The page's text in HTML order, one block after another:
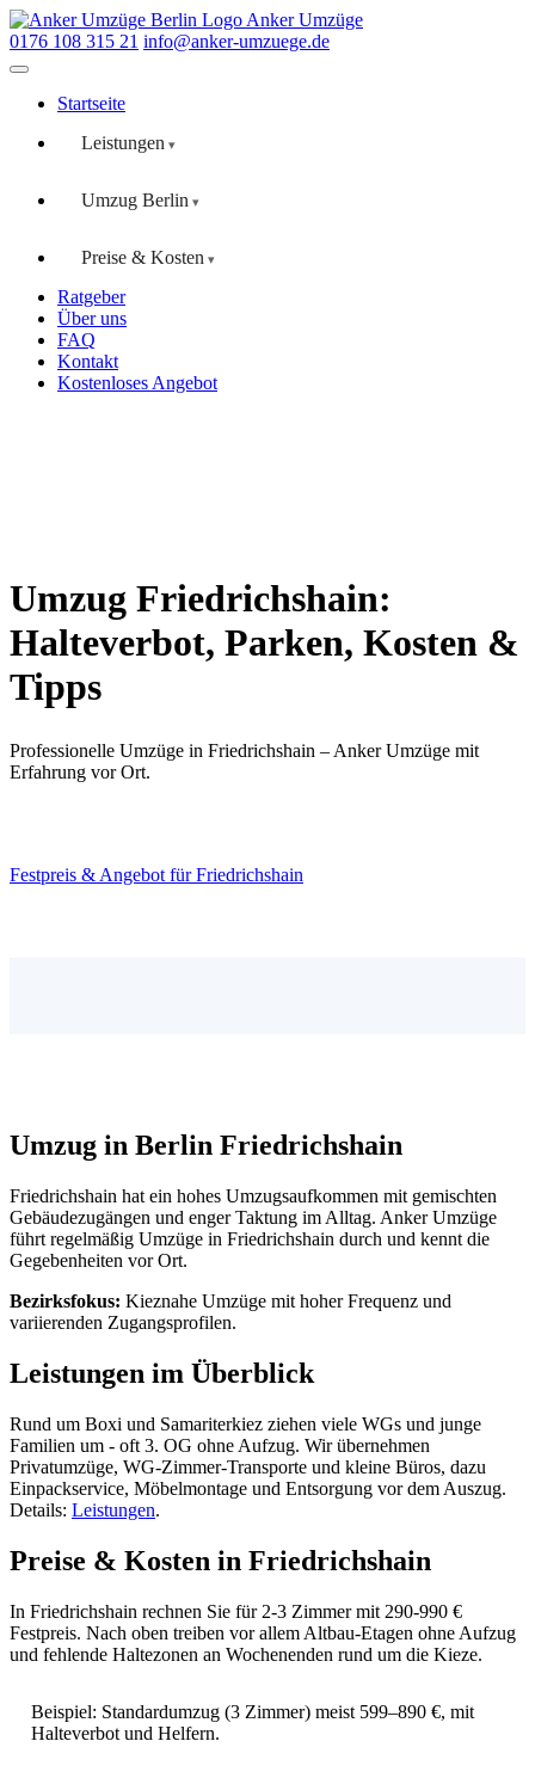
Anker Umzüge
0176 108 315 21 info@anker-umzuege.de
Startseite
Leistungen
Umzug Berlin
Preise & Kosten
Ratgeber
Über uns
FAQ
Kontakt
Kostenloses Angebot
Umzug Friedrichshain:
Halteverbot, Parken, Kosten &
Tipps
Professionelle Umzüge in Friedrichshain – Anker Umzüge mit
Erfahrung vor Ort.
Festpreis & Angebot für Friedrichshain
Umzug in Berlin Friedrichshain
Friedrichshain hat ein hohes Umzugsaufkommen mit gemischten
Gebäudezugängen und enger Taktung im Alltag. Anker Umzüge
führt regelmäßig Umzüge in Friedrichshain durch und kennt die
Gegebenheiten vor Ort.
Bezirksfokus: Kieznahe Umzüge mit hoher Frequenz und
variierenden Zugangsprofilen.
Leistungen im Überblick
Rund um Boxi und Samariterkiez ziehen viele WGs und junge
Familien um - oft 3. OG ohne Aufzug. Wir übernehmen
Privatumzüge, WG-Zimmer-Transporte und kleine Büros, dazu
Einpackservice, Möbelmontage und Entsorgung vor dem Auszug.
Details: Leistungen.
Preise & Kosten in Friedrichshain
In Friedrichshain rechnen Sie für 2-3 Zimmer mit 290-990 €
Festpreis. Nach oben treiben vor allem Altbau-Etagen ohne Aufzug
und fehlende Haltezonen an Wochenenden rund um die Kieze.
Beispiel: Standardumzug (3 Zimmer) meist 599–890 €, mit
Halteverbot und Helfern.